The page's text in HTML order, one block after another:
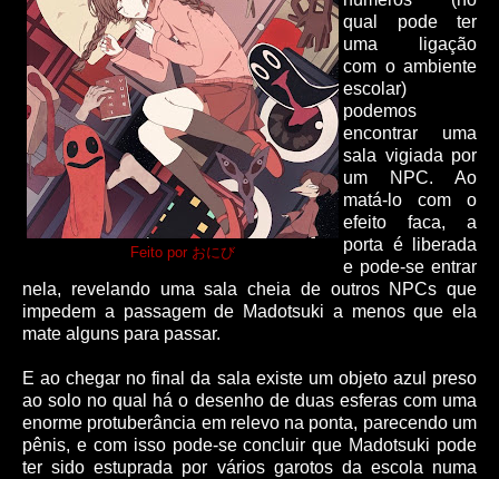
Feito por おにび
qual pode ter
uma ligação
com o ambiente
escolar)
podemos
encontrar uma
sala vigiada por
um NPC. Ao
matá-lo com o
efeito faca, a
porta é liberada
e pode-se entrar
nela, revelando uma sala cheia de outros NPCs que
impedem a passagem de Madotsuki a menos que ela
mate alguns para passar.
E ao chegar no final da sala existe um objeto azul preso
ao solo no qual há o desenho de duas esferas com uma
enorme protuberância em relevo na ponta, parecendo um
pênis, e com isso pode-se concluir que Madotsuki pode
ter sido estuprada por vários garotos da escola numa